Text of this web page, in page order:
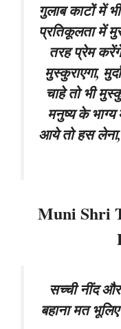
गुलाब काटों में
प्रतिकूलता में
तरह प्रेम
मुस्कुराएगा,
चाहे तो भी
मनुष्य के
आये तो हस
Muni Shri
सच्ची नींद और
बहाना मत